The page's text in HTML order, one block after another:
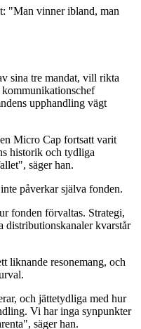
"Man vinner ibland, man
sina tre mandat, vill rikta
upphandling vägt
Micro Cap fortsatt varit
historik och tydliga
säger han.
påverkar själva fonden.
fonden förvaltas. Strategi,
kvarstår
liknande resonemang, och
och jättetydliga med hur
Vi har inga synpunkter
säger han.